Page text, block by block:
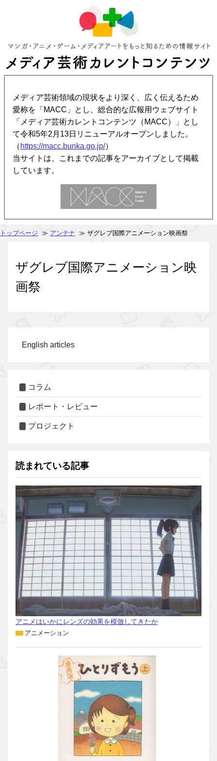
メディア芸術領域の現状をより深く、広く伝えるため
愛称を「MACC」とし、総合的な広報用ウェブサイト
「メディア芸術カレントコンテンツ（MACC）」とし
て令和5年2月13日リニューアルオープンしました。
（ https://macc.bunka.go.jp/）
当サイトは、これまでの記事をアーカイブとして掲載
しています。
トップページ ≫ アンテナ ≫ ザグレブ国際アニメーション映画祭
ザグレブ国際アニメーション映
画祭
English articles
コラム
レポート・レビュー
プロジェクト
読まれている記事
アニメはいかにレンズの効果を模倣してきたか
アニメーション